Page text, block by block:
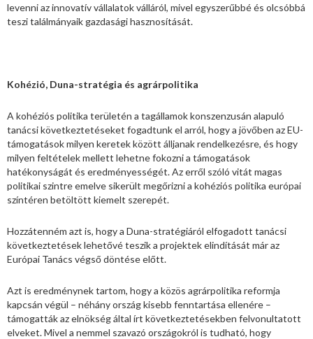
levenni az innovatív vállalatok válláról, mivel egyszerűbbé és olcsóbbá
teszi találmányaik gazdasági hasznosítását.
Kohézió, Duna-stratégia és agrárpolitika
A kohéziós politika területén a tagállamok konszenzusán alapuló
tanácsi következtetéseket fogadtunk el arról, hogy a jövőben az EU-
támogatások milyen keretek között álljanak rendelkezésre, és hogy
milyen feltételek mellett lehetne fokozni a támogatások
hatékonyságát és eredményességét. Az erről szóló vitát magas
politikai szintre emelve sikerült megőrizni a kohéziós politika európai
színtéren betöltött kiemelt szerepét.
Hozzátenném azt is, hogy a Duna-stratégiáról elfogadott tanácsi
következtetések lehetővé teszik a projektek elindítását már az
Európai Tanács végső döntése előtt.
Azt is eredménynek tartom, hogy a közös agrárpolitika reformja
kapcsán végül – néhány ország kisebb fenntartása ellenére –
támogatták az elnökség által írt következtetésekben felvonultatott
elveket. Mivel a nemmel szavazó országokról is tudható, hogy